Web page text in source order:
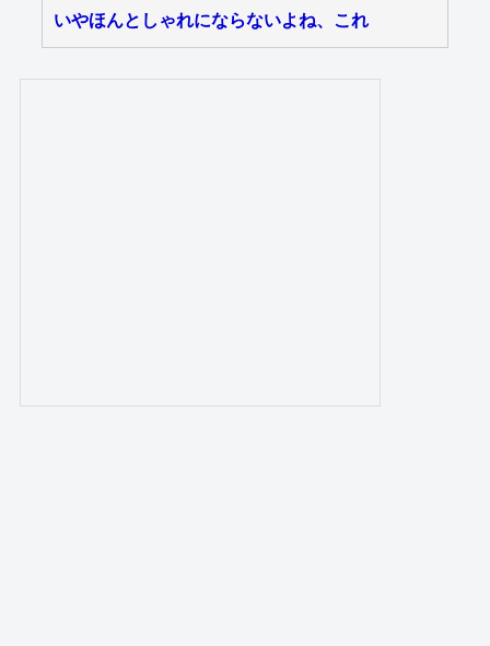
いやほんとしゃれにならないよね、これ